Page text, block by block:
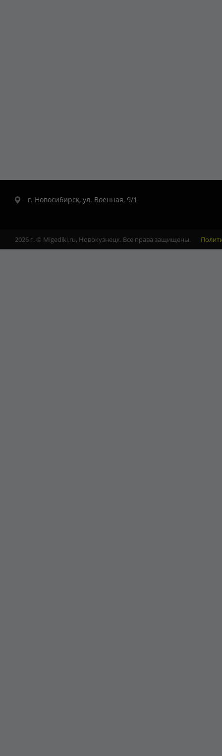
г. Новосибирск, ул. Военная, 9/1
2026 г. © Migediki.ru, Новокузнецк. Все права защищены.